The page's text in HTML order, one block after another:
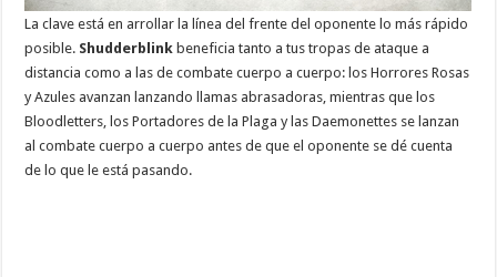
La clave está en arrollar la línea del frente del oponente lo más rápido
posible. Shudderblink beneficia tanto a tus tropas de ataque a
distancia como a las de combate cuerpo a cuerpo: los Horrores Rosas
y Azules avanzan lanzando llamas abrasadoras, mientras que los
Bloodletters, los Portadores de la Plaga y las Daemonettes se lanzan
al combate cuerpo a cuerpo antes de que el oponente se dé cuenta
de lo que le está pasando.